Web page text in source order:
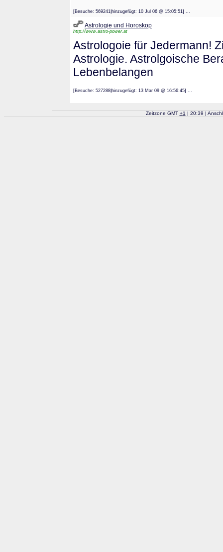
[Besuche: 569241|hinzugefügt: 10 Jul 06 @ 15:05:51] ...
Astrologie und Horoskop
http://www.astro-power.at
Astrologoie für Jedermann!
Astrologie. Astrolgoische
Lebenbelangen
[Besuche: 527288|hinzugefügt: 13 Mar 09 @ 16:56:45] ...
Zeitzone GMT +1 | 20:39 |